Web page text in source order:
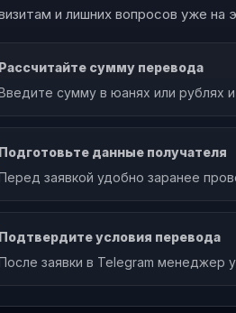
и лишних вопросов уже на
Рассчитайте сумму перевода
сумму в юанях или рублях
Подготовьте данные получателя
заявкой удобно заранее
Подтвердите условия перевода
заявки в Telegram менеджер